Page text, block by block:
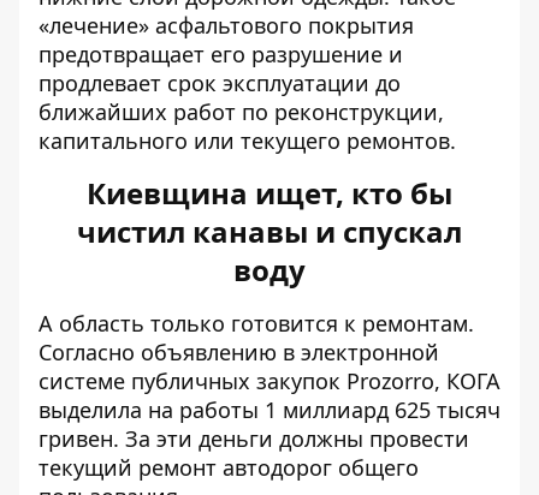
«лечение» асфальтового покрытия
предотвращает его разрушение и
продлевает срок эксплуатации до
ближайших работ по реконструкции,
капитального или текущего ремонтов.
Киевщина ищет, кто бы
чистил канавы и спускал
воду
А область только готовится к ремонтам.
Согласно объявлению в электронной
системе публичных закупок Prozorro, КОГА
выделила на работы 1 миллиард 625 тысяч
гривен. За эти деньги должны провести
текущий ремонт автодорог общего